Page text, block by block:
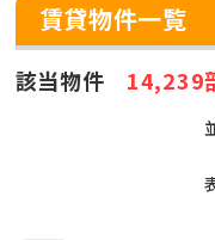
賃貸物件一覧
該当物件 14,239